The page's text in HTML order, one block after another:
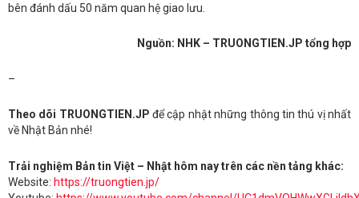
bên đánh dấu 50 năm quan hệ giao lưu.
Nguồn: NHK – TRUONGTIEN.JP tổng hợp
–
Theo dõi TRUONGTIEN.JP để cập nhật những thông tin thú vị nhất
về Nhật Bản nhé!
Trải nghiệm Bản tin Việt – Nhật hôm nay trên các nền tảng khác:
Website: https://truongtien.jp/